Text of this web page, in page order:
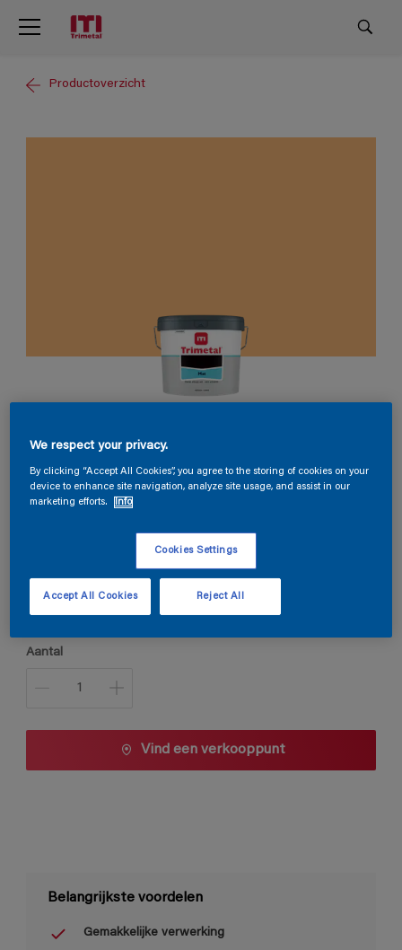
Productoverzicht
Trimetal Mat
1 L
1 L
Aantal
Vind een verkooppunt
Belangrijkste voordelen
Gemakkelijke verwerking
We respect your privacy.
By clicking “Accept All Cookies”, you agree to the storing of cookies on your
device to enhance site navigation, analyze site usage, and assist in our
marketing efforts.
Info
Cookies Settings
Reject All
Accept All Cookies